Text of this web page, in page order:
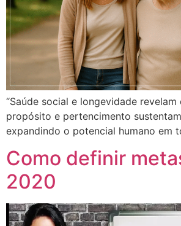
“Saúde social e longevidade revelam
propósito e pertencimento
expandindo o potencial humano em
Como definir
2020